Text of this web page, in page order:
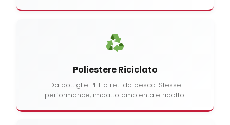
Poliestere Riciclato
Da bottiglie PET o reti da pesca. Stesse
performance, impatto ambientale ridotto.